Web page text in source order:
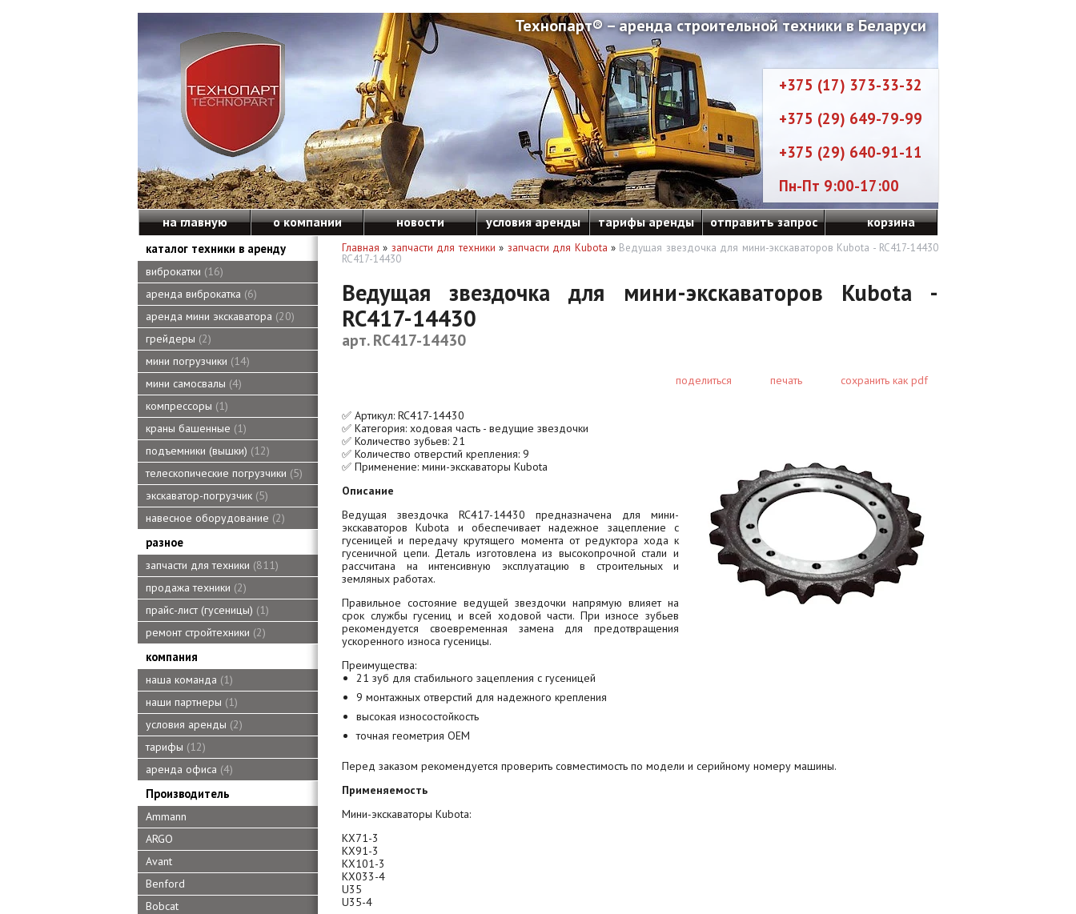
Технопарт® – аренда строительной техники в Беларуси
+375 (17) 373-33-32
+375 (29) 649-79-99
+375 (29) 640-91-11
Пн-Пт 9:00-17:00
на главную о компании новости условия аренды тарифы аренды отправить запрос корзина
каталог техники в аренду
виброкатки
16
аренда виброкатка 6
аренда мини экскаватора 20
грейдеры 2
мини погрузчики
14
мини самосвалы 4
компрессоры
1
краны башенные
1
подъемники (вышки)
12
телескопические погрузчики 5
экскаватор-погрузчик 5
навесное оборудование 2
разное
запчасти для техники 811
продажа техники 2
прайс-лист (гусеницы)
1
ремонт стройтехники 2
компания
наша команда
1
наши партнеры
1
условия аренды 2
тарифы
12
аренда офиса 4
Производитель
Ammann
ARGO
Avant
Benford
Bobcat
Главная » запчасти для техники » запчасти для Kubota » Ведущая звездочка для мини-экскаваторов Kubota - RC417-14430
RC417-14430
Ведущая звездочка для мини-экскаваторов Kubota -
RC417-14430
арт. RC417-14430
поделиться печать сохранить как pdf
✅ Артикул: RC417-14430
✅ Категория: ходовая часть - ведущие звездочки
✅ Количество зубьев: 21
✅ Количество отверстий крепления: 9
✅ Применение: мини-экскаваторы Kubota
Описание
Ведущая звездочка RC417-14430 предназначена для мини-
экскаваторов Kubota и обеспечивает надежное зацепление с
гусеницей и передачу крутящего момента от редуктора хода к
гусеничной цепи. Деталь изготовлена из высокопрочной стали и
рассчитана на интенсивную эксплуатацию в строительных и
земляных работах.
Правильное состояние ведущей звездочки напрямую влияет на
срок службы гусениц и всей ходовой части. При износе зубьев
рекомендуется своевременная замена для предотвращения
ускоренного износа гусеницы.
Преимущества:
21 зуб для стабильного зацепления с гусеницей
9 монтажных отверстий для надежного крепления
высокая износостойкость
точная геометрия OEM
Перед заказом рекомендуется проверить совместимость по модели и серийному номеру машины.
Применяемость
Мини-экскаваторы Kubota:
KX71-3
KX91-3
KX101-3
KX033-4
U35
U35-4